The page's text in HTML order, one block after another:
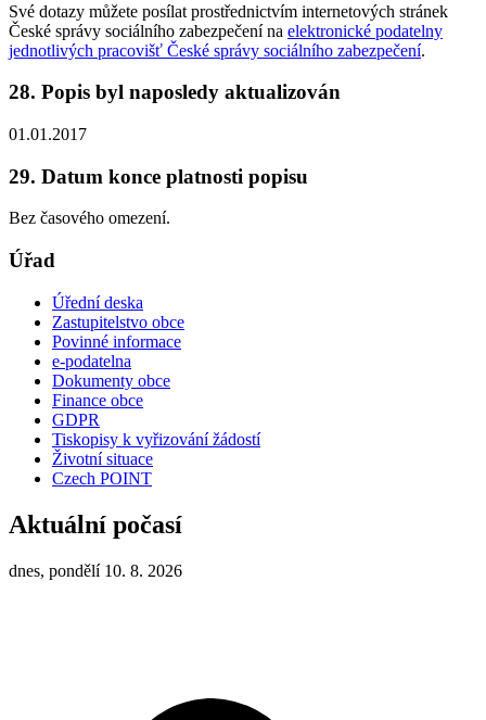
Své dotazy můžete posílat prostřednictvím internetových stránek
České správy sociálního zabezpečení na elektronické podatelny
jednotlivých pracovišť České správy sociálního zabezpečení.
28. Popis byl naposledy aktualizován
01.01.2017
29. Datum konce platnosti popisu
Bez časového omezení.
Úřad
Úřední deska
Zastupitelstvo obce
Povinné informace
e-podatelna
Dokumenty obce
Finance obce
GDPR
Tiskopisy k vyřizování žádostí
Životní situace
Czech POINT
Aktuální počasí
dnes, pondělí 10. 8. 2026